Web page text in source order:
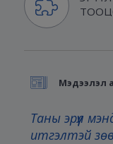
Мэдээлэл
Таны эрүүл
итгэлтэй